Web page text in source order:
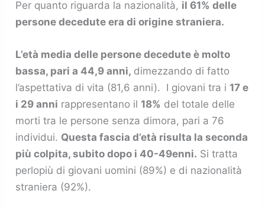
Per quanto riguarda la nazionalità, il 61% delle
persone decedute era di origine straniera.
L’età media delle persone decedute è molto
bassa, pari a 44,9 anni, dimezzando di fatto
l’aspettativa di vita (81,6 anni). I giovani tra i 17 e
i 29 anni rappresentano il 18% del totale delle
morti tra le persone senza dimora, pari a 76
individui. Questa fascia d’età risulta la seconda
più colpita, subito dopo i 40-49enni. Si tratta
perlopiù di giovani uomini (89%) e di nazionalità
straniera (92%).